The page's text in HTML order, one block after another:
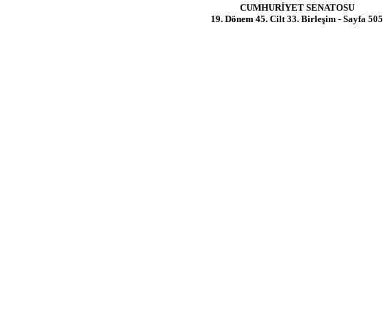
CUMHURİYET SENATOSU
19. Dönem 45. Cilt 33. Birleşim - Sayfa 505